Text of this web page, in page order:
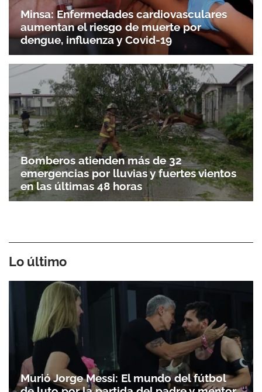
Minsa: Enfermedades cardiovasculares
aumentan el riesgo de muerte por
dengue, influenza y Covid-19
Bomberos atienden más de 32
emergencias por lluvias y fuertes vientos
en las últimas 48 horas
Lo último
Murió Jorge Messi: El mundo del fútbol